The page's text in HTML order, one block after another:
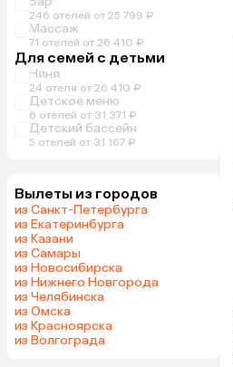
246 отелей от 25 799 ₽
Массаж
71 отелей от 26 410 ₽
Для семей с детьми
Няня
24 отеля от 26 410 ₽
Детское меню
6 отелей от 31 371 ₽
Детский бассейн
5 отелей от 31 167 ₽
Вылеты из городов
из Санкт-Петербурга
из Екатеринбурга
из Казани
из Самары
из Новосибирска
из Нижнего Новгорода
из Челябинска
из Омска
из Красноярска
из Волгограда